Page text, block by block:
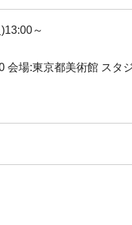
～
会場:東京都美術館 スタ